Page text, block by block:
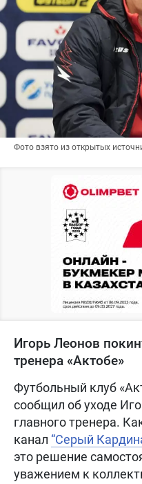
Фото взято из открытых
Игорь Леонов
тренера «Актобе»
Футбольный клуб
сообщил об уходе
главного тренера.
канал “Серый
это решение
уважением к